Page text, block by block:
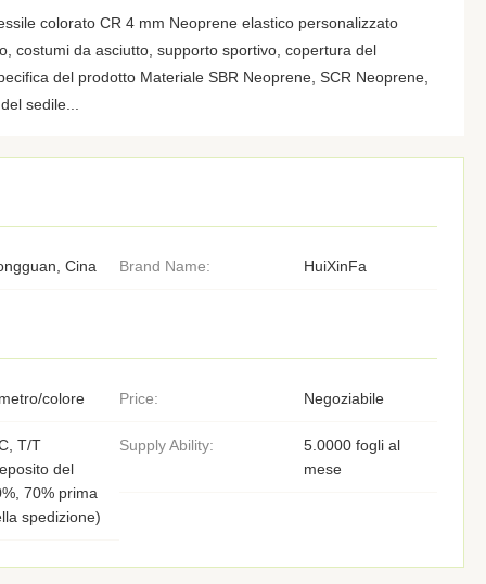
colorato CR 4 mm Neoprene elastico personalizzato
costumi da asciutto, supporto sportivo, copertura del
del prodotto Materiale SBR Neoprene, SCR Neoprene,
sedile...
Cina Brand Name: HuiXinFa
colore Price: Negoziabile
T/T
del
70% prima
spedizione)
Supply Ability:
5.0000 fogli al
mese